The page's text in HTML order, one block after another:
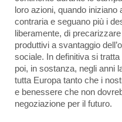
loro azioni, quando
contraria e seguano più i
liberamente, di
produttivi a svantaggio
sociale. In definitiva si tratta
poi, in sostanza, negli anni
tutta Europa tanto che i
e benessere che non
negoziazione per il futuro.